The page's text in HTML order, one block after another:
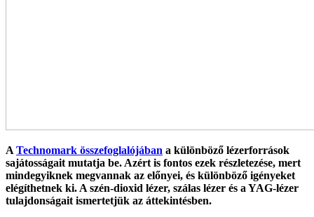
A Technomark összefoglalójában a különböző lézerforrások
sajátosságait mutatja be. Azért is fontos ezek részletezése, mert
mindegyiknek megvannak az előnyei, és különböző igényeket
elégíthetnek ki. A szén-dioxid lézer, szálas lézer és a YAG-lézer
tulajdonságait ismertetjük az áttekintésben.